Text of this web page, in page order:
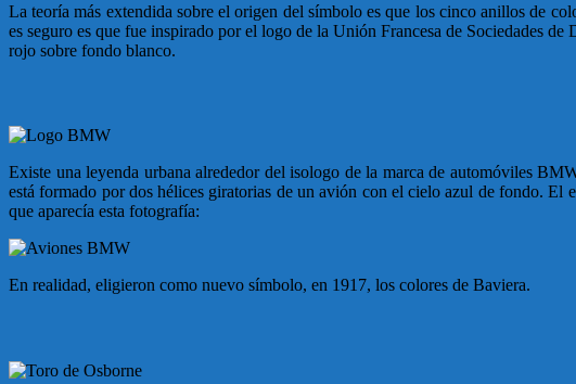
La teoría más extendida sobre el origen del símbolo es que los cinco anillos de
es seguro es que fue inspirado por el logo de la Unión Francesa de Sociedades
rojo sobre fondo blanco.
Existe una leyenda urbana alrededor del isologo de la marca de automóviles
está formado por dos hélices giratorias de un avión con el cielo azul de fondo. El
que aparecía esta fotografía:
En realidad, eligieron como nuevo símbolo, en 1917, los colores de Baviera.